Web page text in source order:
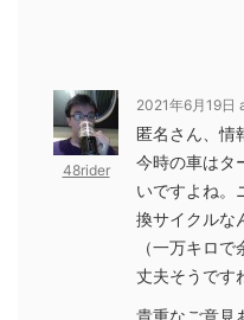
48rider
2021年6月19日
匿名さん、情
今時の車はタ
いですよね。
換サイクルな
（一万キロ
丈夫そうです